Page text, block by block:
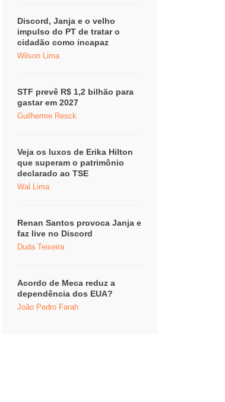
Discord, Janja e o velho
impulso do PT de tratar o
cidadão como incapaz
Wilson Lima
STF prevê R$ 1,2 bilhão para
gastar em 2027
Guilherme Resck
Veja os luxos de Erika Hilton
que superam o patrimônio
declarado ao TSE
Wal Lima
Renan Santos provoca Janja e
faz live no Discord
Duda Teixeira
Acordo de Meca reduz a
dependência dos EUA?
João Pedro Farah